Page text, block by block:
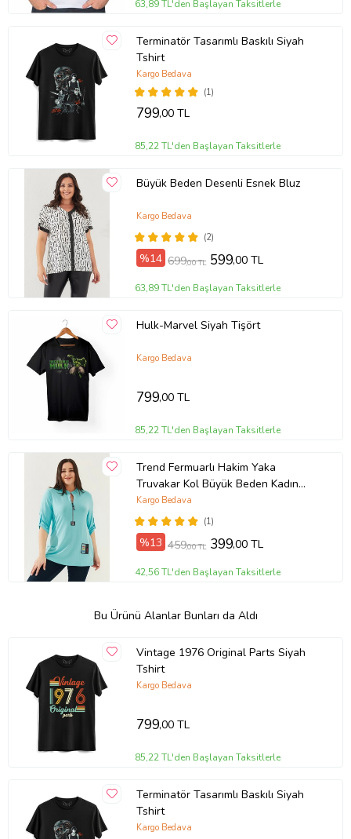
63,89 TL'den Başlayan Taksitlerle
Terminatör Tasarımlı Baskılı Siyah
Tshirt
(1)
Kargo Bedava
799,00 TL
85,22 TL'den Başlayan Taksitlerle
Büyük Beden Desenli Esnek Bluz
(2)
Kargo Bedava
%14 699,00 TL 599,00 TL
63,89 TL'den Başlayan Taksitlerle
Hulk-Marvel Siyah Tişört
Kargo Bedava
799,00 TL
85,22 TL'den Başlayan Taksitlerle
Trend Fermuarlı Hakim Yaka
Truvakar Kol Büyük Beden Kadın
Triko Bluz (Turkuaz)
(1)
Kargo Bedava
%13 459,00 TL 399,00 TL
42,56 TL'den Başlayan Taksitlerle
Bu Ürünü Alanlar Bunları da Aldı
Vintage 1976 Original Parts Siyah
Tshirt
Kargo Bedava
799,00 TL
85,22 TL'den Başlayan Taksitlerle
Terminatör Tasarımlı Baskılı Siyah
Tshirt
Kargo Bedava